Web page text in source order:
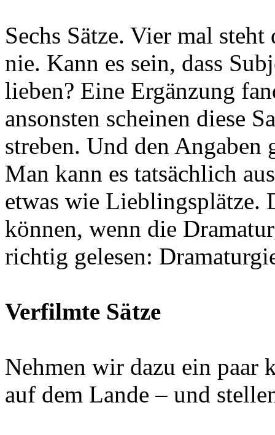
Sechs Sätze. Vier mal
nie. Kann es sein, dass
lieben? Eine Ergänzung
ansonsten scheinen diese
streben. Und den
Man kann es tatsächlich
etwas wie Lieblingsplätze.
können, wenn die
richtig gelesen:
Verfilmte Sätze
Nehmen wir dazu ein paar
auf dem Lande – und